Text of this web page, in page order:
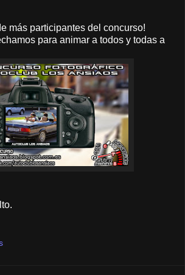
más participantes del concurso!
para animar a todos y todas a